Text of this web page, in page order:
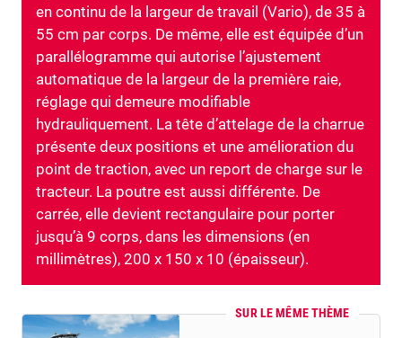
en continu de la largeur de travail (Vario), de 35 à
55 cm par corps. De même, elle est équipée d’un
parallélogramme qui autorise l’ajustement
automatique de la largeur de la première raie,
réglage qui demeure modifiable
hydrauliquement. La tête d’attelage de la charrue
présente deux positions et une amélioration du
point de traction, avec un report de charge sur le
tracteur. La poutre est aussi différente. De
carrée, elle devient rectangulaire pour porter
jusqu’à 9 corps, dans les dimensions (en
millimètres), 200 x 150 x 10 (épaisseur).
SUR LE MÊME THÈME